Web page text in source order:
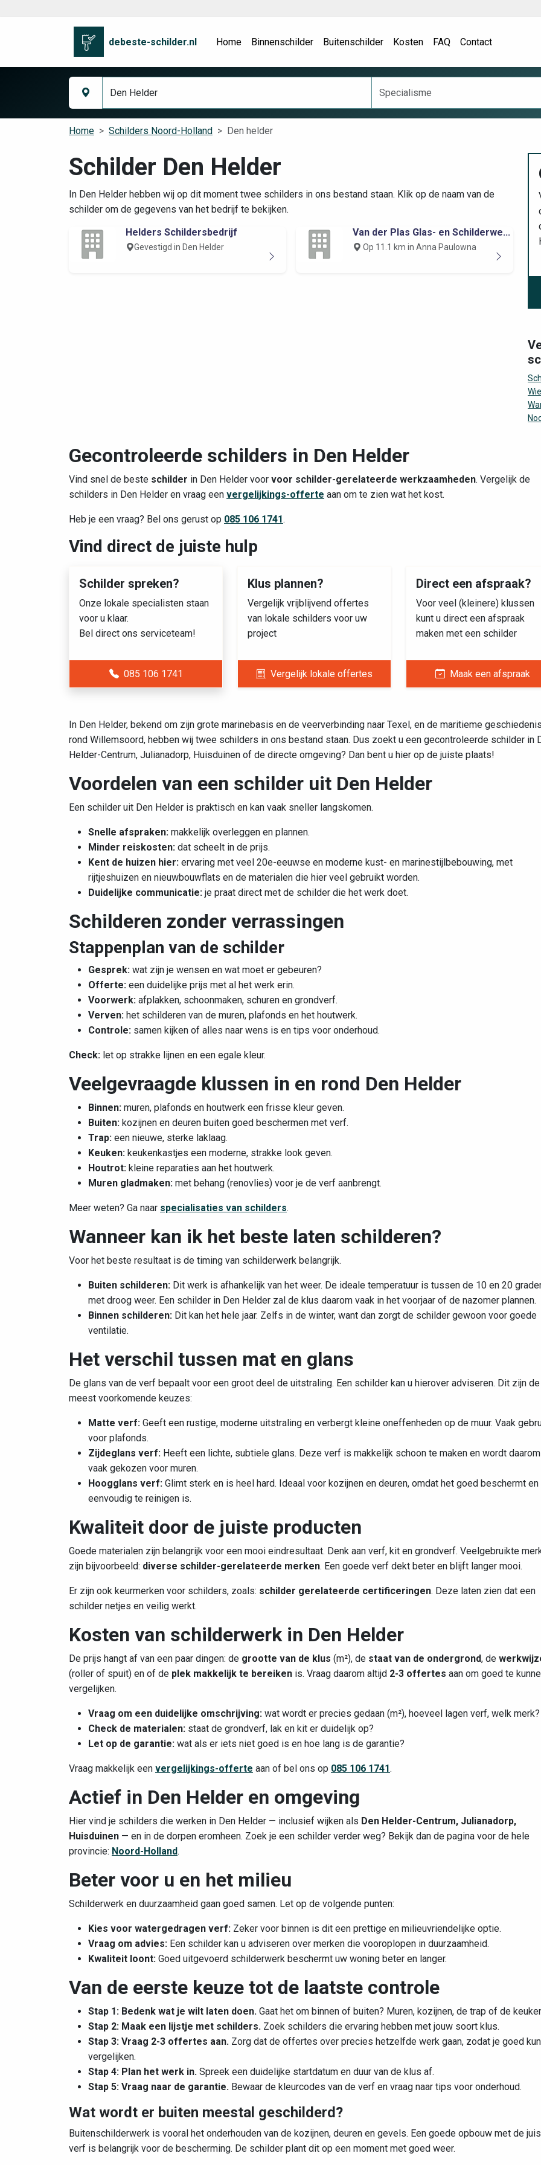
debeste-schilder.nl Home Binnenschilder Buitenschilder Kosten FAQ Contact
Home Schilders Noord-Holland Den helder
Schilder Den Helder
In Den Helder hebben wij op dit moment twee schilders in ons bestand staan. Klik op de naam van de
schilder om de gegevens van het bedrijf te bekijken.
Helders Schildersbedrijf
Gevestigd in Den Helder
Van der Plas Glas- en Schilderwe...
Op 11.1 km in Anna Paulowna
Gecontroleerde schilders in Den Helder
Vind snel de beste schilder in Den Helder voor voor schilder-gerelateerde werkzaamheden. Vergelijk de
schilders in Den Helder en vraag een vergelijkings-offerte aan om te zien wat het kost.
Heb je een vraag? Bel ons gerust op 085 106 1741.
Vind direct de juiste hulp
Schilder spreken?
Onze lokale specialisten staan
voor u klaar.
Bel direct ons serviceteam!
085 106 1741
Klus plannen?
Vergelijk vrijblijvend offertes
van lokale schilders voor uw
project
Vergelijk lokale offertes
Direct een afspraak?
Voor veel (kleinere) klussen
kunt u direct een afspraak
maken met een schilder
Maak een afspraak
In Den Helder, bekend om zijn grote marinebasis en de veerverbinding naar Texel, en de maritieme
rond Willemsoord, hebben wij twee schilders in ons bestand staan. Dus zoekt u een gecontroleerde schilder in
Helder-Centrum, Julianadorp, Huisduinen of de directe omgeving? Dan bent u hier op de juiste plaats!
Voordelen van een schilder uit Den Helder
Een schilder uit Den Helder is praktisch en kan vaak sneller langskomen.
Snelle afspraken: makkelijk overleggen en plannen.
Minder reiskosten: dat scheelt in de prijs.
Kent de huizen hier: ervaring met veel 20e-eeuwse en moderne kust- en marinestijlbebouwing, met
rijtjeshuizen en nieuwbouwflats en de materialen die hier veel gebruikt worden.
Duidelijke communicatie: je praat direct met de schilder die het werk doet.
Schilderen zonder verrassingen
Stappenplan van de schilder
Gesprek: wat zijn je wensen en wat moet er gebeuren?
Offerte: een duidelijke prijs met al het werk erin.
Voorwerk: afplakken, schoonmaken, schuren en grondverf.
Verven: het schilderen van de muren, plafonds en het houtwerk.
Controle: samen kijken of alles naar wens is en tips voor onderhoud.
Check: let op strakke lijnen en een egale kleur.
Veelgevraagde klussen in en rond Den Helder
Binnen: muren, plafonds en houtwerk een frisse kleur geven.
Buiten: kozijnen en deuren buiten goed beschermen met verf.
Trap: een nieuwe, sterke laklaag.
Keuken: keukenkastjes een moderne, strakke look geven.
Houtrot: kleine reparaties aan het houtwerk.
Muren gladmaken: met behang (renovlies) voor je de verf aanbrengt.
Meer weten? Ga naar specialisaties van schilders.
Wanneer kan ik het beste laten schilderen?
Voor het beste resultaat is de timing van schilderwerk belangrijk.
Buiten schilderen: Dit werk is afhankelijk van het weer. De ideale temperatuur is tussen de 10 en 20
met droog weer. Een schilder in Den Helder zal de klus daarom vaak in het voorjaar of de nazomer plannen.
Binnen schilderen: Dit kan het hele jaar. Zelfs in de winter, want dan zorgt de schilder gewoon voor goede
ventilatie.
Het verschil tussen mat en glans
De glans van de verf bepaalt voor een groot deel de uitstraling. Een schilder kan u hierover adviseren. Dit zijn de
meest voorkomende keuzes:
Matte verf: Geeft een rustige, moderne uitstraling en verbergt kleine oneffenheden op de muur. Vaak
voor plafonds.
Zijdeglans verf: Heeft een lichte, subtiele glans. Deze verf is makkelijk schoon te maken en wordt daarom
vaak gekozen voor muren.
Hoogglans verf: Glimt sterk en is heel hard. Ideaal voor kozijnen en deuren, omdat het goed beschermt en
eenvoudig te reinigen is.
Kwaliteit door de juiste producten
Goede materialen zijn belangrijk voor een mooi eindresultaat. Denk aan verf, kit en grondverf. Veelgebruikte
zijn bijvoorbeeld: diverse schilder-gerelateerde merken. Een goede verf dekt beter en blijft langer mooi.
Er zijn ook keurmerken voor schilders, zoals: schilder gerelateerde certificeringen. Deze laten zien dat een
schilder netjes en veilig werkt.
Kosten van schilderwerk in Den Helder
De prijs hangt af van een paar dingen: de grootte van de klus (m²), de staat van de ondergrond, de
(roller of spuit) en of de plek makkelijk te bereiken is. Vraag daarom altijd 2-3 offertes aan om goed te
vergelijken.
Vraag om een duidelijke omschrijving: wat wordt er precies gedaan (m²), hoeveel lagen verf, welk merk?
Check de materialen: staat de grondverf, lak en kit er duidelijk op?
Let op de garantie: wat als er iets niet goed is en hoe lang is de garantie?
Vraag makkelijk een vergelijkings-offerte aan of bel ons op 085 106 1741.
Actief in Den Helder en omgeving
Hier vind je schilders die werken in Den Helder — inclusief wijken als Den Helder-Centrum, Julianadorp,
Huisduinen — en in de dorpen eromheen. Zoek je een schilder verder weg? Bekijk dan de pagina voor de hele
provincie: Noord-Holland.
Beter voor u en het milieu
Schilderwerk en duurzaamheid gaan goed samen. Let op de volgende punten:
Kies voor watergedragen verf: Zeker voor binnen is dit een prettige en milieuvriendelijke optie.
Vraag om advies: Een schilder kan u adviseren over merken die vooroplopen in duurzaamheid.
Kwaliteit loont: Goed uitgevoerd schilderwerk beschermt uw woning beter en langer.
Van de eerste keuze tot de laatste controle
Stap 1: Bedenk wat je wilt laten doen. Gaat het om binnen of buiten? Muren, kozijnen, de trap of de
Stap 2: Maak een lijstje met schilders. Zoek schilders die ervaring hebben met jouw soort klus.
Stap 3: Vraag 2-3 offertes aan. Zorg dat de offertes over precies hetzelfde werk gaan, zodat je goed
vergelijken.
Stap 4: Plan het werk in. Spreek een duidelijke startdatum en duur van de klus af.
Stap 5: Vraag naar de garantie. Bewaar de kleurcodes van de verf en vraag naar tips voor onderhoud.
Wat wordt er buiten meestal geschilderd?
Buitenschilderwerk is vooral het onderhouden van de kozijnen, deuren en gevels. Een goede opbouw met de
verf is belangrijk voor de bescherming. De schilder plant dit op een moment met goed weer.